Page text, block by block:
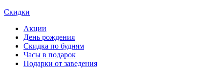
Скидки
Акции
День рождения
Скидка по будням
Часы в подарок
Подарки от заведения